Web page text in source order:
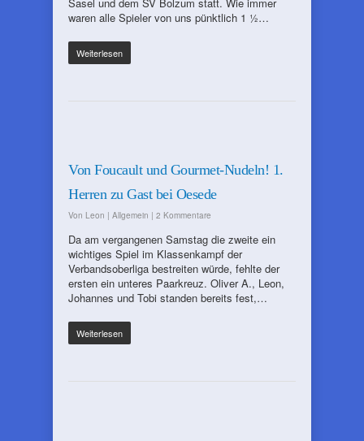
waren alle Spieler von uns pünktlich 1 ½…
Weiterlesen
Von Foucault und Gourmet-Nudeln! 1.
Herren zu Gast bei Oesede
Von Leon | Allgemein | 2 Kommentare
Da am vergangenen Samstag die zweite ein
wichtiges Spiel im Klassenkampf der
Verbandsoberliga bestreiten würde, fehlte der
ersten ein unteres Paarkreuz. Oliver A., Leon,
Johannes und Tobi standen bereits fest,…
Weiterlesen